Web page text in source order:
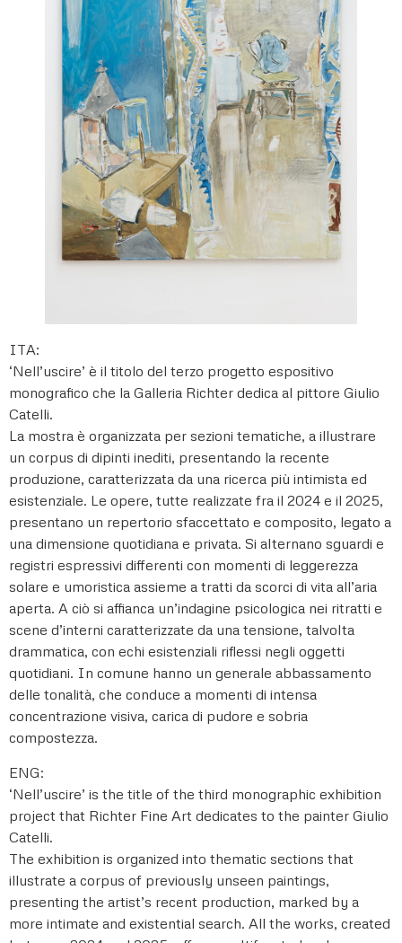
ITA:
‘Nell’uscire’ è il titolo del terzo progetto espositivo
monografico che la Galleria Richter dedica al pittore Giulio
Catelli.
La mostra è organizzata per sezioni tematiche, a illustrare
un corpus di dipinti inediti, presentando la recente
produzione, caratterizzata da una ricerca più intimista ed
esistenziale. Le opere, tutte realizzate fra il 2024 e il 2025,
presentano un repertorio sfaccettato e composito, legato a
una dimensione quotidiana e privata. Si alternano sguardi e
registri espressivi differenti con momenti di leggerezza
solare e umoristica assieme a tratti da scorci di vita all’aria
aperta. A ciò si affianca un’indagine psicologica nei ritratti e
scene d’interni caratterizzate da una tensione, talvolta
drammatica, con echi esistenziali riflessi negli oggetti
quotidiani. In comune hanno un generale abbassamento
delle tonalità, che conduce a momenti di intensa
concentrazione visiva, carica di pudore e sobria
compostezza.
ENG:
‘Nell’uscire’ is the title of the third monographic exhibition
project that Richter Fine Art dedicates to the painter Giulio
Catelli.
The exhibition is organized into thematic sections that
illustrate a corpus of previously unseen paintings,
presenting the artist’s recent production, marked by a
more intimate and existential search. All the works, created